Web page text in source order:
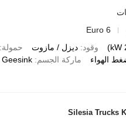
Euro 6
وقود ديزل / مازوت حمولة
الهواء ماركة الجسم Geesink
Silesia Trucks